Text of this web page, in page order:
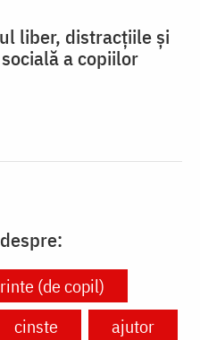
liber, distracțiile și
a copiilor
(de copil)
cinste
ajutor